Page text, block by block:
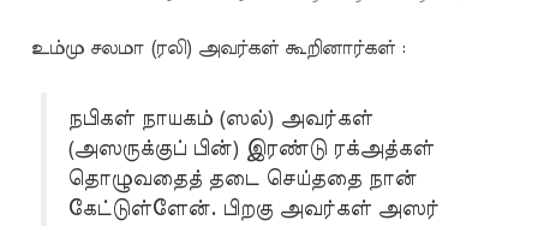
உம்மு சலமா (ரலி) அவர்கள் கூறினார்கள் :
நபிகள் நாயகம் (ஸல்) அவர்கள்
(அஸருக்குப் பின்) இரண்டு ரக்அத்கள்
தொழுவதைத் தடை செய்ததை நான்
கேட்டுள்ளேன். பிறகு அவர்கள் அஸர்